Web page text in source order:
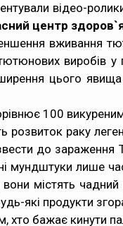
відео-
центр
вживання
виробів
цього
100
раку
до
мундштуки лише
містять чадний
які продукти
бажає кинути